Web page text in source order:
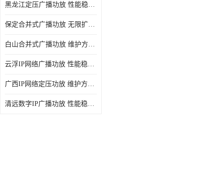
黑龙江定压广播功放 性能稳定 无限扩容
保定合并式广播功放 无限扩容 设计结构简单
白山合并式广播功放 维护方便 多应用于公共场合
云浮IP网络广播功放 性能稳定 设计结构简单
广西IP网络定压功放 维护方便 多应用于公共场合
清远数字IP广播功放 性能稳定 传输距离远